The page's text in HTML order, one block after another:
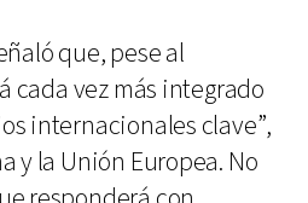
que, pese al
cada vez más integrado
internacionales clave”,
y la Unión Europea. No